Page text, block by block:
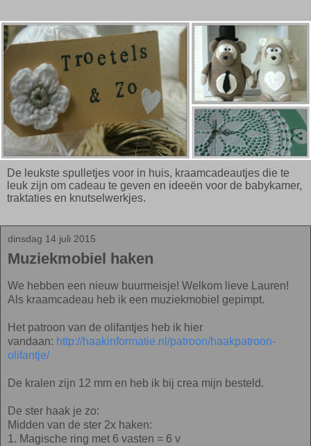
De leukste spulletjes voor in huis, kraamcadeautjes die te
leuk zijn om cadeau te geven en ideeën voor de babykamer,
traktaties en knutselwerkjes.
dinsdag 14 juli 2015
Muziekmobiel haken
We hebben een nieuw buurmeisje! Welkom lieve Lauren!
Als kraamcadeau heb ik een muziekmobiel gepimpt.
Het patroon van de olifantjes heb ik hier
vandaan: http://haakinformatie.nl/patroon/haakpatroon-
olifantje/
De kralen zijn 12 mm en heb ik bij crea mijn besteld.
De ster haak je zo:
Midden van de ster 2x haken:
1. Magische ring met 6 vasten = 6 v